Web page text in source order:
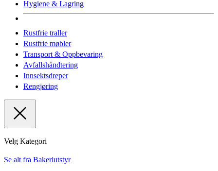
Hygiene & Lagring
Rustfrie traller
Rustfrie møbler
Transport & Oppbevaring
Avfallshåndtering
Innsektsdreper
Rengjøring
Velg Kategori
Se alt fra Bakeriutstyr